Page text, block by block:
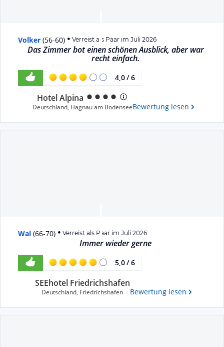
Volker (56-60) Verreist als Paar im Juli 2026
Das Zimmer bot einen schönen Ausblick, aber war
recht einfach.
4,0/ 6
Hotel Alpina
Deutschland, Hagnau am BodenseeBewertung lesen
Wal (66-70) Verreist als Paar im Juli 2026
Immer wieder gerne
5,0/ 6
SEEhotel Friedrichshafen
Deutschland, Friedrichshafen Bewertung lesen